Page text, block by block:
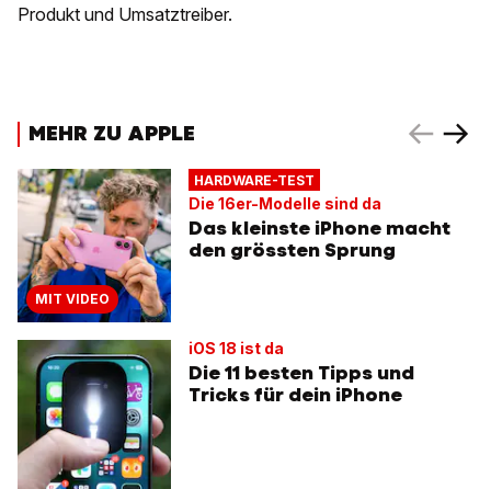
Produkt und Umsatztreiber.
MEHR ZU APPLE
MIT VIDEO
HARDWARE-TEST
Die 16er-Modelle sind da
Das kleinste iPhone macht
den grössten Sprung
iOS 18 ist da
Die 11 besten Tipps und
Tricks für dein iPhone